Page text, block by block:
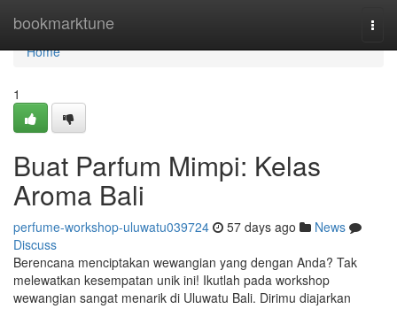
bookmarktune
Home
Home
1
Buat Parfum Mimpi: Kelas
Aroma Bali
perfume-workshop-uluwatu039724 57 days ago
News
Discuss
Berencana menciptakan wewangian yang dengan Anda? Tak
melewatkan kesempatan unik ini! Ikutlah pada workshop
wewangian sangat menarik di Uluwatu Bali. Dirimu diajarkan